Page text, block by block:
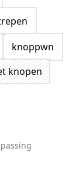
knoppwn
knopen